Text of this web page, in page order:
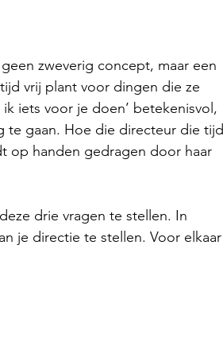
zweverig concept, maar een
vrij plant voor dingen die ze
iets voor je doen’ betekenisvol,
te gaan. Hoe die directeur die tijd
op handen gedragen door haar
drie vragen te stellen. In
je directie te stellen. Voor elkaar